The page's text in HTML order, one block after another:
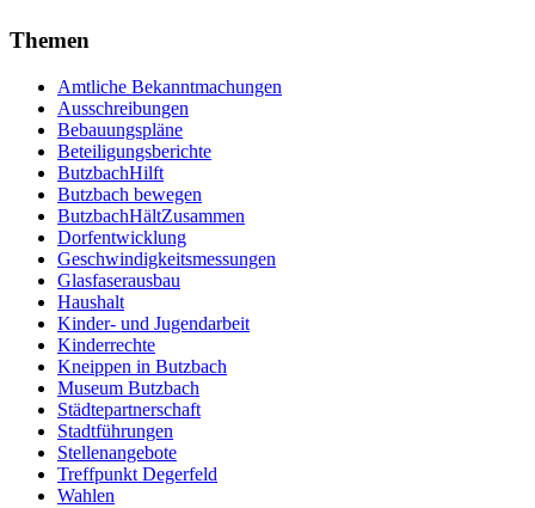
Themen
Amtliche Bekanntmachungen
Ausschreibungen
Bebauungspläne
Beteiligungsberichte
ButzbachHilft
Butzbach bewegen
ButzbachHältZusammen
Dorfentwicklung
Geschwindigkeitsmessungen
Glasfaserausbau
Haushalt
Kinder- und Jugendarbeit
Kinderrechte
Kneippen in Butzbach
Museum Butzbach
Städtepartnerschaft
Stadtführungen
Stellenangebote
Treffpunkt Degerfeld
Wahlen